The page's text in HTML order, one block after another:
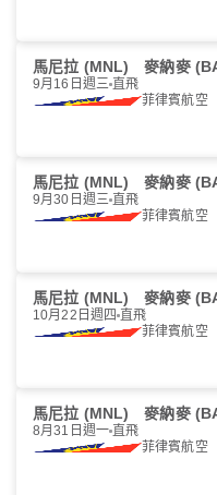
馬尼拉 (MNL) 麥納麥
9月16日週三 直飛
菲律賓航空
馬尼拉 (MNL) 麥納麥
9月30日週三 直飛
菲律賓航空
馬尼拉 (MNL) 麥納麥
10月22日週四 直飛
菲律賓航空
馬尼拉 (MNL) 麥納麥
8月31日週一 直飛
菲律賓航空